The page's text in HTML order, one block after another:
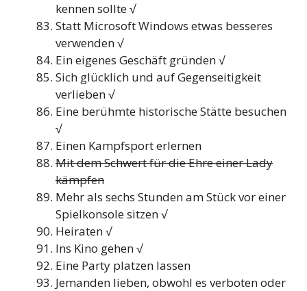
kennen sollte √
Statt Microsoft Windows etwas besseres
verwenden √
Ein eigenes Geschäft gründen √
Sich glücklich und auf Gegenseitigkeit
verlieben √
Eine berühmte historische Stätte besuchen
√
Einen Kampfsport erlernen
Mit dem Schwert für die Ehre einer Lady
kämpfen
Mehr als sechs Stunden am Stück vor einer
Spielkonsole sitzen √
Heiraten √
Ins Kino gehen √
Eine Party platzen lassen
Jemanden lieben, obwohl es verboten oder